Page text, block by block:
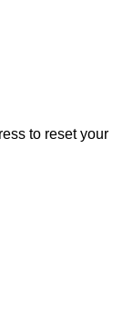
to reset your